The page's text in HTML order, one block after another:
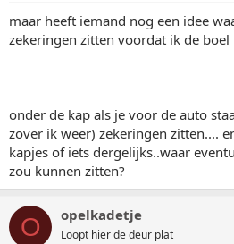
maar heeft iemand nog een idee
zekeringen zitten voordat ik de boel
onder de kap als je voor de auto
zover ik weer) zekeringen zitten....
kapjes of iets dergelijks..waar
zou kunnen zitten?
O opelkadetje
Loopt hier de deur plat